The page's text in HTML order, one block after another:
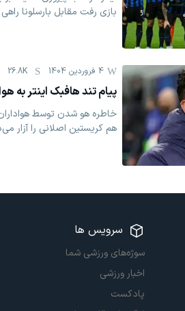
بازی رفت مقابل بارسلونا
4 فروردين 1404 26.8K
پیام تند هافبک اینتر به
خاطره هو شدن توسط هواداران
هم کریستین اصلانی را آزار
سرویس ها
سوژه‌های ورزشی شما
اخبار ورزشی
پادکست